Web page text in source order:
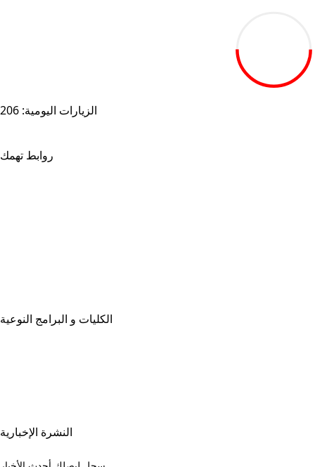
19.27M
الزيارات اليومية: 206
روابط تهمك
الكليات و البرامج النوعية
النشرة الإخبارية